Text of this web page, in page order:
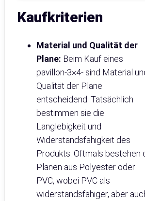
Kaufkriterien
Material und Qualität der
Plane: Beim Kauf eines
pavillon-3×4- sind Material
Qualität der Plane
entscheidend. Tatsächlich
bestimmen sie die
Langlebigkeit und
Widerstandsfähigkeit des
Produkts. Oftmals bestehen
Planen aus Polyester oder
PVC, wobei PVC als
widerstandsfähiger, aber